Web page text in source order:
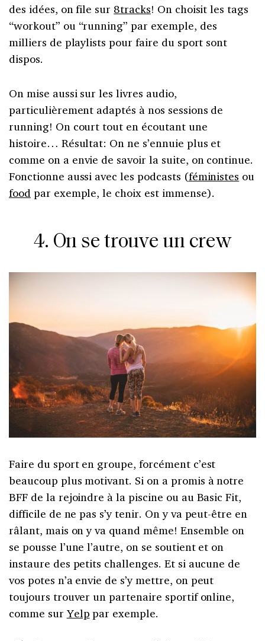
des idées, on file sur 8tracks! On choisit les tags
“workout” ou “running” par exemple, des
milliers de playlists pour faire du sport sont
dispos.
On mise aussi sur les livres audio,
particulièrement adaptés à nos sessions de
running! On court tout en écoutant une
histoire… Résultat: On ne s’ennuie plus et
comme on a envie de savoir la suite, on continue.
Fonctionne aussi avec les podcasts (féministes ou
foodpar exemple, le choix est immense).
4. On se trouve un crew
Faire du sport en groupe, forcément c’est
beaucoup plus motivant. Si on a promis à notre
BFF de la rejoindre à la piscine ou au Basic Fit,
difficile de ne pas s’y tenir. On y va peut-être en
râlant, mais on y va quand même! Ensemble on
se pousse l’une l’autre, on se soutient et on
instaure des petits challenges. Et si aucune de
vos potes n’a envie de s’y mettre, on peut
toujours trouver un partenaire sportif online,
comme sur Yelp par exemple.